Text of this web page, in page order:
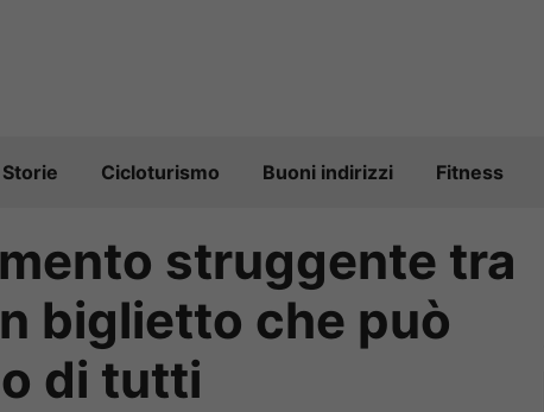
Storie Cicloturismo Buoni indirizzi Fitness
struggente tra
biglietto che può
di tutti